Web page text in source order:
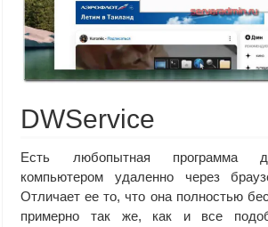
DWService
Есть любопытная программа
компьютером удаленно через
Отличает ее то, что она полностью
примерно так же, как и все